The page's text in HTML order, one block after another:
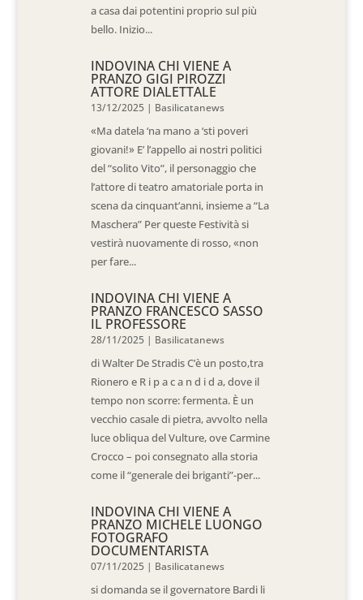
a casa dai potentini proprio sul più
bello. Inizio...
INDOVINA CHI VIENE A
PRANZO GIGI PIROZZI
ATTORE DIALETTALE
13/12/2025 | Basilicatanews
«Ma datela ‘na mano a ‘sti poveri
giovani!» E’ l’appello ai nostri politici
del “solito Vito”, il personaggio che
l’attore di teatro amatoriale porta in
scena da cinquant’anni, insieme a “La
Maschera” Per queste Festività si
vestirà nuovamente di rosso, «non
per fare...
INDOVINA CHI VIENE A
PRANZO FRANCESCO SASSO
IL PROFESSORE
28/11/2025 | Basilicatanews
di Walter De Stradis C’è un posto,tra
Rionero e R i p a c a n d i d a, dove il
tempo non scorre: fermenta. È un
vecchio casale di pietra, avvolto nella
luce obliqua del Vulture, ove Carmine
Crocco – poi consegnato alla storia
come il “generale dei briganti”-per...
INDOVINA CHI VIENE A
PRANZO MICHELE LUONGO
FOTOGRAFO
DOCUMENTARISTA
07/11/2025 | Basilicatanews
si domanda se il governatore Bardi li